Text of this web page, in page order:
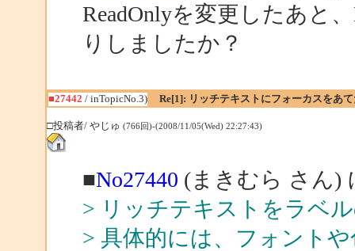
ReadOnlyを変更したあと
りしましたか？
■27442 / inTopicNo.3) Re[1]: リッチテキストにフォーカスをあ
□投稿者/ やじゅ (766回)-(2008/11/05(Wed) 22:27:43)
■No27440 (まきむら さん)
> リッチテキストをラベ
> 具体的には、フォント